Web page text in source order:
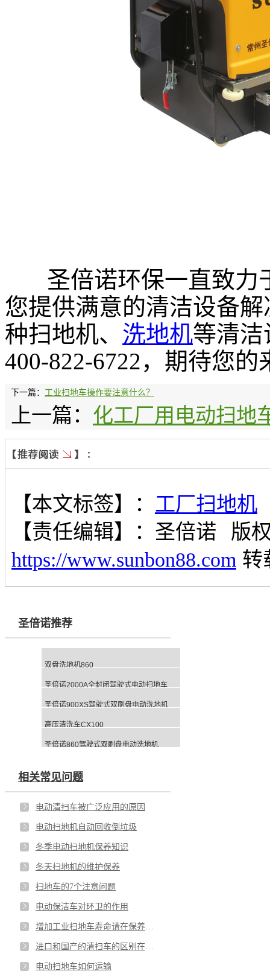
圣倍诺环保一直致力
您提供满意的清洁设备
种扫地机、 洗地机等清
400-822-6722，期待您的
下一篇： 工业扫地车操作要注意什么？
上一篇： 化工厂用电动扫地
【本文标签】： 工厂扫地机
【责任编辑】： 圣倍诺
版
https://www.sunbon88.com 转
圣倍诺推荐
双盘洗地机860
圣倍诺2000A全封闭驾驶式电动扫地车
圣倍诺900XS驾驶式双刷盘电动洗地机
高压清洗车CX100
圣倍诺860驾驶式双刷盘电动洗地机
相关常见问题
电动清扫车被广泛应用的原因
电动扫地机自动回收倒垃圾
冬季电动扫地机保养知识
冬天扫地机的维护保养
扫地车的7个注意问题
电动保洁车对环卫的作用
电动扫地车如何运输